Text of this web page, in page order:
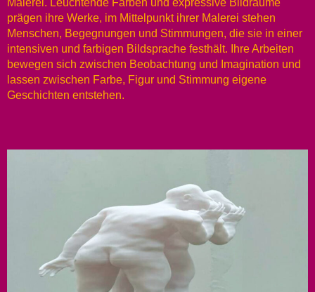
Malerei. Leuchtende Farben und expressive Bildräume
prägen ihre Werke, im Mittelpunkt ihrer Malerei stehen
Menschen, Begegnungen und Stimmungen, die sie in einer
intensiven und farbigen Bildsprache festhält. Ihre Arbeiten
bewegen sich zwischen Beobachtung und Imagination und
lassen zwischen Farbe, Figur und Stimmung eigene
Geschichten entstehen.